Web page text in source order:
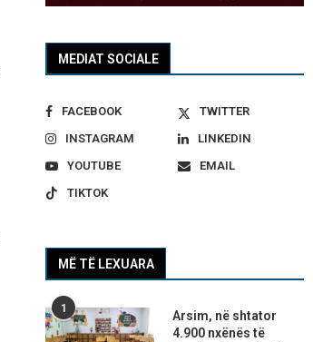
MEDIAT SOCIALE
FACEBOOK
TWITTER
INSTAGRAM
LINKEDIN
YOUTUBE
EMAIL
TIKTOK
MË TË LEXUARA
1
Arsim, në shtator
4.900 nxënës të